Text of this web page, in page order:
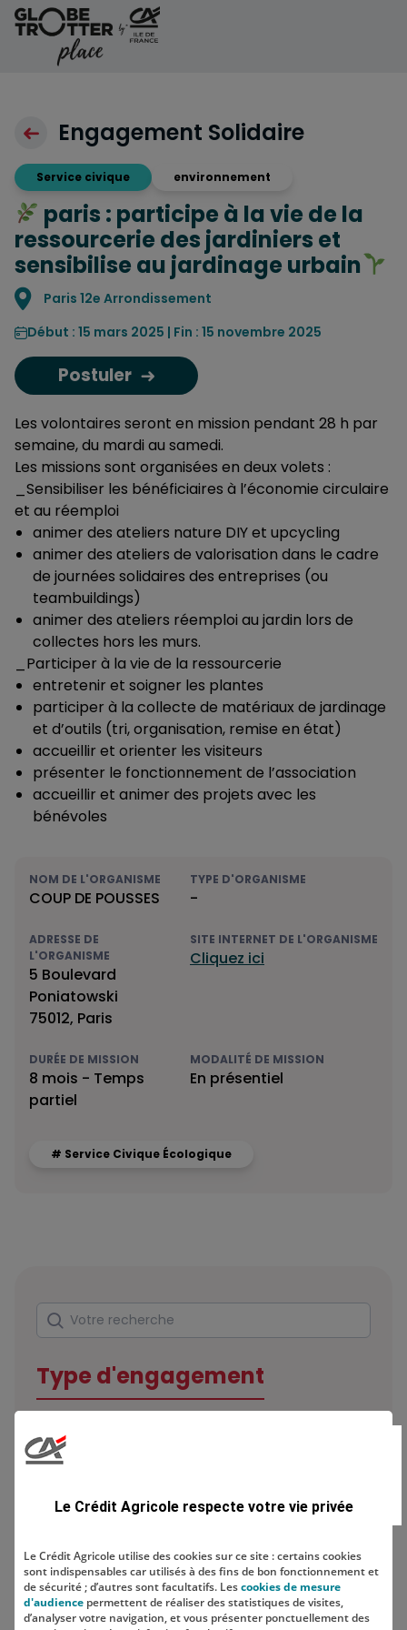
Aller au contenu
Engagement Solidaire
Service civique environnement
paris : participe à la vie de la
ressourcerie des jardiniers et
sensibilise au jardinage urbain
Localisation
Paris 12e Arrondissement
Début : 15 mars 2025 | Fin : 15 novembre 2025
Postuler
Les volontaires seront en mission pendant 28 h par
semaine, du mardi au samedi.
Les missions sont organisées en deux volets :
_Sensibiliser les bénéficiaires à l’économie circulaire
et au réemploi
animer des ateliers nature DIY et upcycling
animer des ateliers de valorisation dans le cadre
de journées solidaires des entreprises (ou
teambuildings)
animer des ateliers réemploi au jardin lors de
collectes hors les murs.
_Participer à la vie de la ressourcerie
entretenir et soigner les plantes
participer à la collecte de matériaux de jardinage
et d’outils (tri, organisation, remise en état)
accueillir et orienter les visiteurs
présenter le fonctionnement de l’association
accueillir et animer des projets avec les
bénévoles
NOM DE L'ORGANISME
COUP DE POUSSES
TYPE D'ORGANISME
-
ADRESSE DE
L'ORGANISME
5 Boulevard
Poniatowski
75012, Paris
SITE INTERNET DE L'ORGANISME
Cliquez ici
DURÉE DE MISSION
8 mois - Temps
partiel
MODALITÉ DE MISSION
En présentiel
# Service Civique Écologique
Rechercher
Votre recherche
Type d'engagement
Localisation
Le Crédit Agricole respecte votre vie privée
Le Crédit Agricole utilise des cookies sur ce site : certains cookies
sont indispensables car utilisés à des fins de bon fonctionnement et
de sécurité ; d’autres sont facultatifs. Lescookies de mesure
d'audience permettent de réaliser des statistiques de visites,
d’analyser votre navigation, et vous présenter ponctuellement des